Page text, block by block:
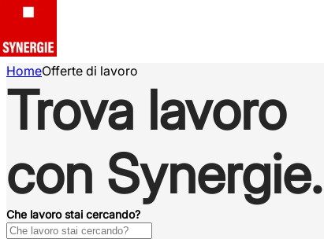
HomeOfferte di lavoro
Trova lavoro
con Synergie.
Che lavoro stai cercando?